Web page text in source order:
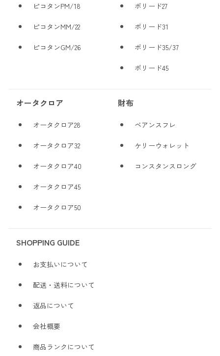
ピコタンPM/18
ピコタンMM/22
ピコタンGM/26
ボリード27
ボリード31
ボリード35/37
ボリード45
オータクロア
オータクロア28
オータクロア32
オータクロア40
オータクロア45
オータクロア50
財布
ベアンスフレ
ケリーウォレット
コンスタンスロング
SHOPPING GUIDE
お支払いについて
配送・送料について
返品について
会社概要
商品ランクについて